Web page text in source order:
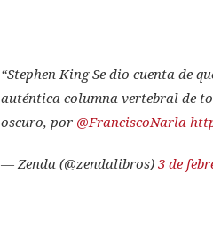
“Stephen King Se dio cuenta de
auténtica columna vertebral de
oscuro, por @FranciscoNarla
— Zenda (@zendalibros) 3 de